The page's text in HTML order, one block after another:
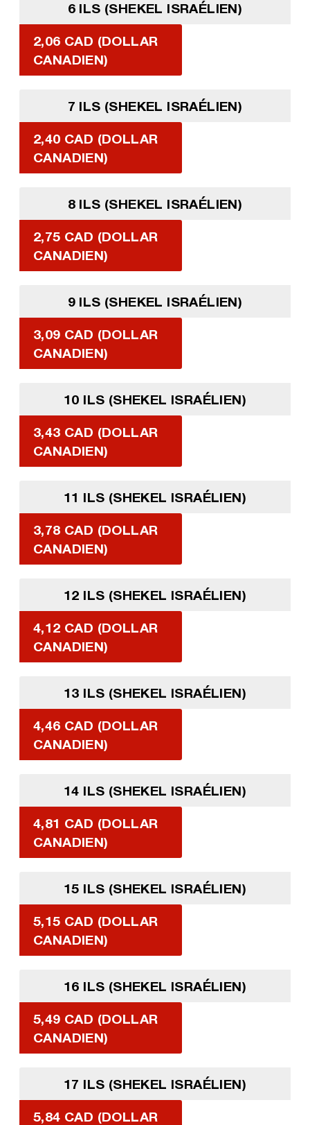
6 ILS (SHEKEL ISRAÉLIEN)
2,06 CAD (DOLLAR
CANADIEN)
7 ILS (SHEKEL ISRAÉLIEN)
2,40 CAD (DOLLAR
CANADIEN)
8 ILS (SHEKEL ISRAÉLIEN)
2,75 CAD (DOLLAR
CANADIEN)
9 ILS (SHEKEL ISRAÉLIEN)
3,09 CAD (DOLLAR
CANADIEN)
10 ILS (SHEKEL ISRAÉLIEN)
3,43 CAD (DOLLAR
CANADIEN)
11 ILS (SHEKEL ISRAÉLIEN)
3,78 CAD (DOLLAR
CANADIEN)
12 ILS (SHEKEL ISRAÉLIEN)
4,12 CAD (DOLLAR
CANADIEN)
13 ILS (SHEKEL ISRAÉLIEN)
4,46 CAD (DOLLAR
CANADIEN)
14 ILS (SHEKEL ISRAÉLIEN)
4,81 CAD (DOLLAR
CANADIEN)
15 ILS (SHEKEL ISRAÉLIEN)
5,15 CAD (DOLLAR
CANADIEN)
16 ILS (SHEKEL ISRAÉLIEN)
5,49 CAD (DOLLAR
CANADIEN)
17 ILS (SHEKEL ISRAÉLIEN)
5,84 CAD (DOLLAR